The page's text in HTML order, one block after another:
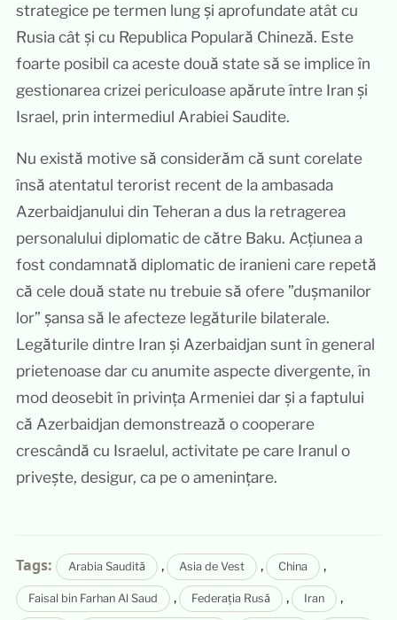
strategice pe termen lung și aprofundate atât cu
Rusia cât și cu Republica Populară Chineză. Este
foarte posibil ca aceste două state să se implice în
gestionarea crizei periculoase apărute între Iran și
Israel, prin intermediul Arabiei Saudite.
Nu există motive să considerăm că sunt corelate
însă atentatul terorist recent de la ambasada
Azerbaidjanului din Teheran a dus la retragerea
personalului diplomatic de către Baku. Acțiunea a
fost condamnată diplomatic de iranieni care repetă
că cele două state nu trebuie să ofere ”dușmanilor
lor” șansa să le afecteze legăturile bilaterale.
Legăturile dintre Iran și Azerbaidjan sunt în general
prietenoase dar cu anumite aspecte divergente, în
mod deosebit în privința Armeniei dar și a faptului
că Azerbaidjan demonstrează o cooperare
crescândă cu Israelul, activitate pe care Iranul o
privește, desigur, ca pe o amenințare.
Tags: Arabia Saudită , Asia de Vest , China ,
Faisal bin Farhan Al Saud , Federația Rusă , Iran ,